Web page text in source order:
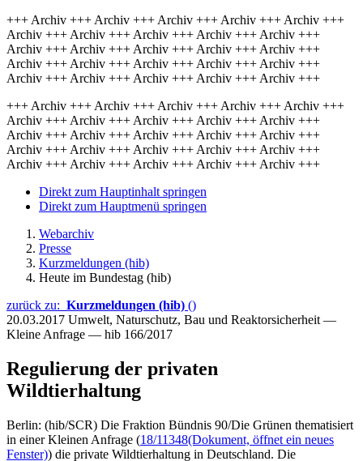
+++ Archiv +++ Archiv +++ Archiv +++ Archiv +++ Archiv +++
Archiv +++ Archiv +++ Archiv +++ Archiv +++ Archiv +++
Archiv +++ Archiv +++ Archiv +++ Archiv +++ Archiv +++
Archiv +++ Archiv +++ Archiv +++ Archiv +++ Archiv +++
Archiv +++ Archiv +++ Archiv +++ Archiv +++ Archiv +++
+++ Archiv +++ Archiv +++ Archiv +++ Archiv +++ Archiv +++
Archiv +++ Archiv +++ Archiv +++ Archiv +++ Archiv +++
Archiv +++ Archiv +++ Archiv +++ Archiv +++ Archiv +++
Archiv +++ Archiv +++ Archiv +++ Archiv +++ Archiv +++
Archiv +++ Archiv +++ Archiv +++ Archiv +++ Archiv +++
Direkt zum Hauptinhalt springen
Direkt zum Hauptmenü springen
Webarchiv
Presse
Kurzmeldungen (hib)
Heute im Bundestag (hib)
zurück zu: Kurzmeldungen (hib) ()
20.03.2017 Umwelt, Naturschutz, Bau und Reaktorsicherheit —
Kleine Anfrage — hib 166/2017
Regulierung der privaten
Wildtierhaltung
Berlin: (hib/SCR) Die Fraktion Bündnis 90/Die Grünen thematisiert
in einer Kleinen Anfrage (18/11348(Dokument, öffnet ein neues
Fenster)) die private Wildtierhaltung in Deutschland. Die